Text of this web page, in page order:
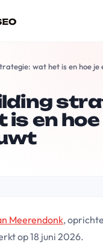
wat het is en hoe je
en hoe
Meerendonk,
op 18 juni 2026.